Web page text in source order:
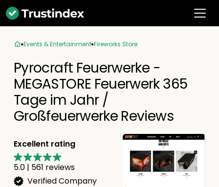
Events & Entertainment Fireworks Store
Pyrocraft Feuerwerke -
MEGASTORE Feuerwerk 365
Tage im Jahr /
Großfeuerwerke Reviews
Excellent rating
5.0 | 561 reviews
Verified Company